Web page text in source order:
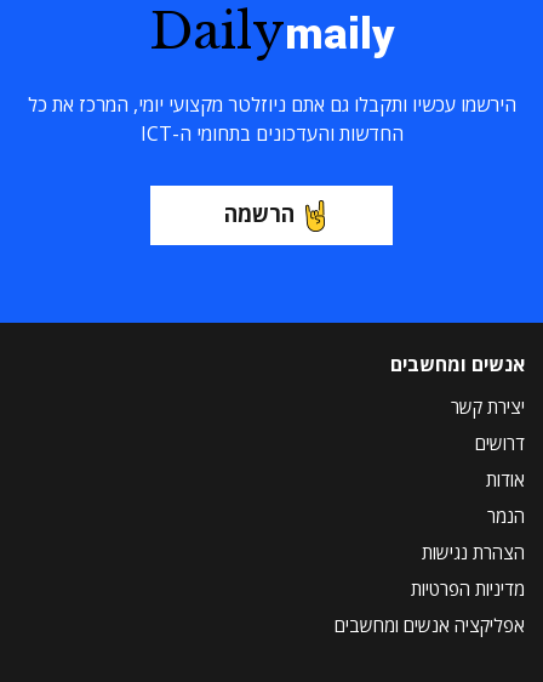
Dailymaily
הירשמו עכשיו ותקבלו גם אתם ניוזלטר מקצועי יומי, המרכז את כל
החדשות והעדכונים בתחומי ה-ICT
הרשמה
אנשים ומחשבים
יצירת קשר
דרושים
אודות
הנמר
הצהרת נגישות
מדיניות הפרטיות
אפליקציה אנשים ומחשבים